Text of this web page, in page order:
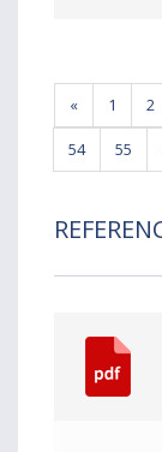
« 1 2
54 55